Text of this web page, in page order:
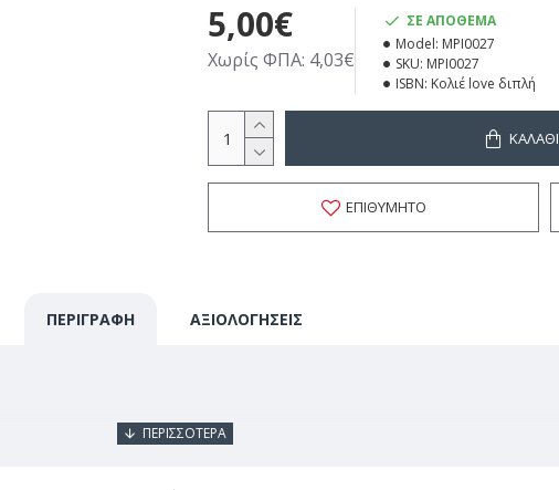
5,00€
Χωρίς ΦΠΑ: 4,03€
ΣΕ ΑΠΌΘΕΜΑ
Model: MPI0027
SKU: MPI0027
ISBN: Κολιέ love διπλή
ΚΑΛΆΘΙ
ΕΠΙΘΥΜΗΤΌ
ΠΕΡΙΓΡΑΦΗ ΑΞΙΟΛΟΓΗΣΕΙΣ